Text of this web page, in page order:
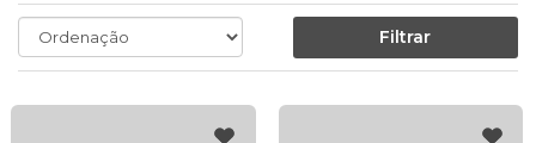
Filtrar